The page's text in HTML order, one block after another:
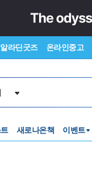
알라딘굿즈 온라인중고
새로나온책 이벤트